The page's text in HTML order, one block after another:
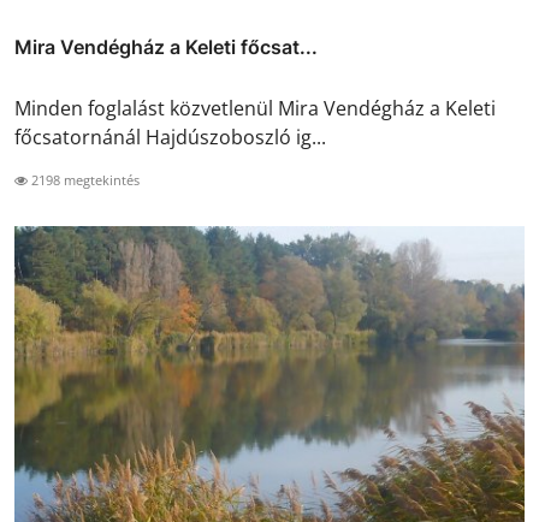
Mira Vendégház a Keleti főcsat...
Minden foglalást közvetlenül Mira Vendégház a Keleti
főcsatornánál Hajdúszoboszló ig...
2198 megtekintés